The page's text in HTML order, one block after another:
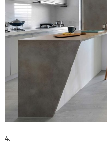
4.